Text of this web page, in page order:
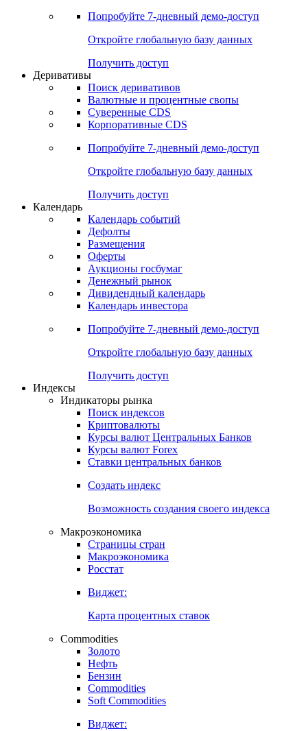
Попробуйте 7-дневный демо-доступ
Откройте глобальную базу данных
Получить доступ
Деривативы
Поиск деривативов
Валютные и процентные свопы
Суверенные CDS
Корпоративные CDS
Попробуйте 7-дневный демо-доступ
Откройте глобальную базу данных
Получить доступ
Календарь
Календарь событий
Дефолты
Размещения
Оферты
Аукционы госбумаг
Денежный рынок
Дивидендный календарь
Календарь инвестора
Попробуйте 7-дневный демо-доступ
Откройте глобальную базу данных
Получить доступ
Индексы
Индикаторы рынка
Поиск индексов
Криптовалюты
Курсы валют Центральных Банков
Курсы валют Forex
Ставки центральных банков
Создать индекс
Возможность создания своего индекса
Макроэкономика
Страницы стран
Макроэкономика
Росстат
Виджет:
Карта процентных ставок
Commodities
Золото
Нефть
Бензин
Commodities
Soft Commodities
Виджет: